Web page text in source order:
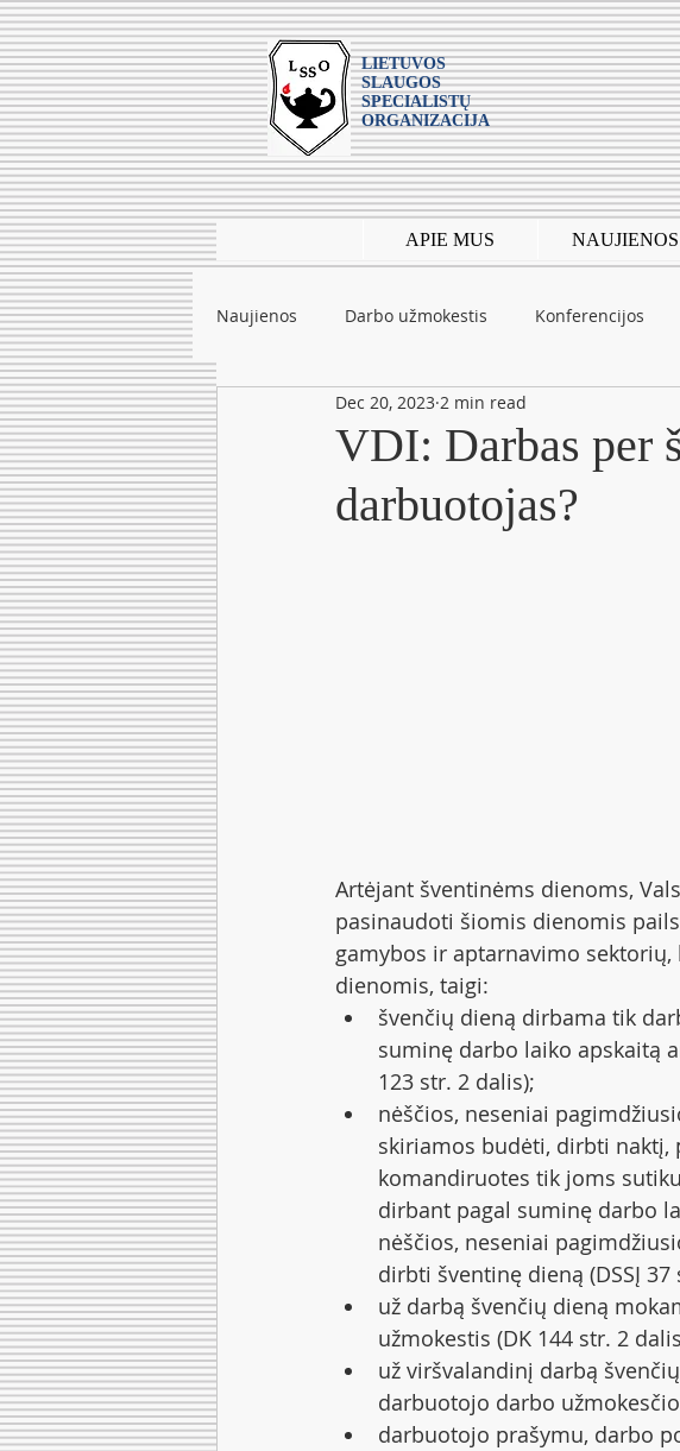
LIETUVOS
SLAUGOS
SPECIALISTŲ
ORGANIZACIJA
APIE MUS NAUJIENOS
Naujienos Darbo užmokestis Konferencijos
mokslas Tarptautinė patirtis
VDI: Darbas per
darbuotojas?
Dec 20, 2023 2 min read
Artėjant šventinėms dienoms,
pasinaudoti šiomis dienomis
gamybos ir aptarnavimo
dienomis, taigi:
švenčių dieną dirbama tik
suminę darbo laiko apskaitą
123 str. 2 dalis);
nėščios, neseniai
skiriamos budėti, dirbti
komandiruotes tik joms
dirbant pagal suminę darbo
nėščios, neseniai
dirbti šventinę dieną (DSSĮ 37
už darbą švenčių dieną
užmokestis (DK 144 str. 2
už viršvalandinį darbą
darbuotojo darbo
darbuotojo prašymu, darbo